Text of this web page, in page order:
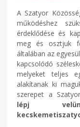
A Szatyor
működéshez
érdeklődése és
meg és osztjuk
általában az
kapcsolódó
melyeket teljes
alakítanak ki
szerepet a
lépj